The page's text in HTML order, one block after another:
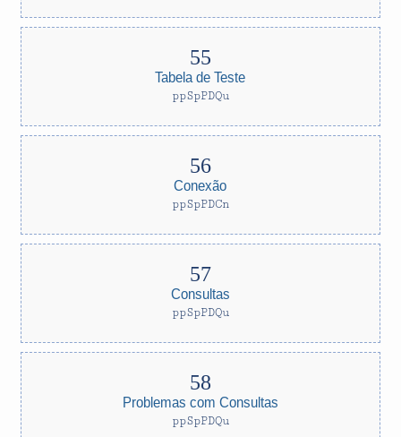
Tabela de Teste
ppSpPDQu
Conexão
ppSpPDCn
Consultas
ppSpPDQu
Problemas com Consultas
ppSpPDQu